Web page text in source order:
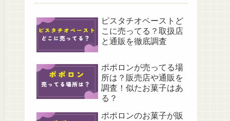
ピスタチオペーストど
こに売ってる？取扱店
と通販を徹底調査
ポポロンが売ってる場
所は？販売店や通販を
調査！似たお菓子はあ
る？
ポポロンのお菓子が販